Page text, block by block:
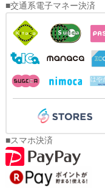
■交通系電子マネー決済
■スマホ決済